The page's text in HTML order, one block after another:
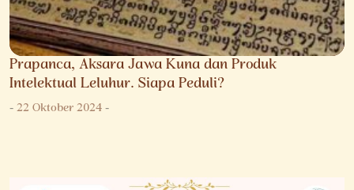
Prapanca, Aksara Jawa Kuna dan Produk
Intelektual Leluhur. Siapa Peduli?
-22 Oktober 2024-